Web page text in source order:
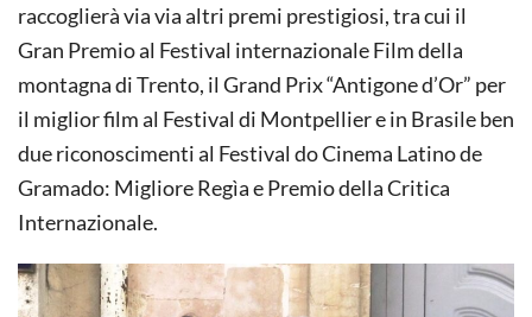
raccoglierà via via altri premi prestigiosi, tra cui il
Gran Premio al Festival internazionale Film della
montagna di Trento, il Grand Prix “Antigone d’Or” per
il miglior film al Festival di Montpellier e in Brasile ben
due riconoscimenti al Festival do Cinema Latino de
Gramado: Migliore Regìa e Premio della Critica
Internazionale.